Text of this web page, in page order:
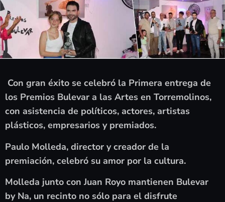
Con gran éxito se celebró la Primera entrega de
los Premios Bulevar a las Artes en Torremolinos,
con asistencia de políticos, actores, artistas
plásticos, empresarios y premiados.
Paulo Molleda, director y creador de la
premiación, celebró su amor por la cultura.
Molleda junto con Juan Royo mantienen Bulevar
by Na, un recinto no sólo para el disfrute